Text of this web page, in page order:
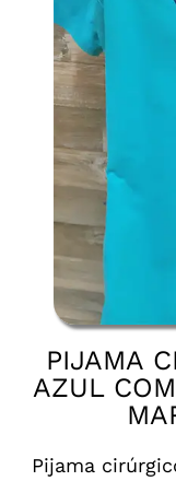
PIJAMA
AZUL
Pijama